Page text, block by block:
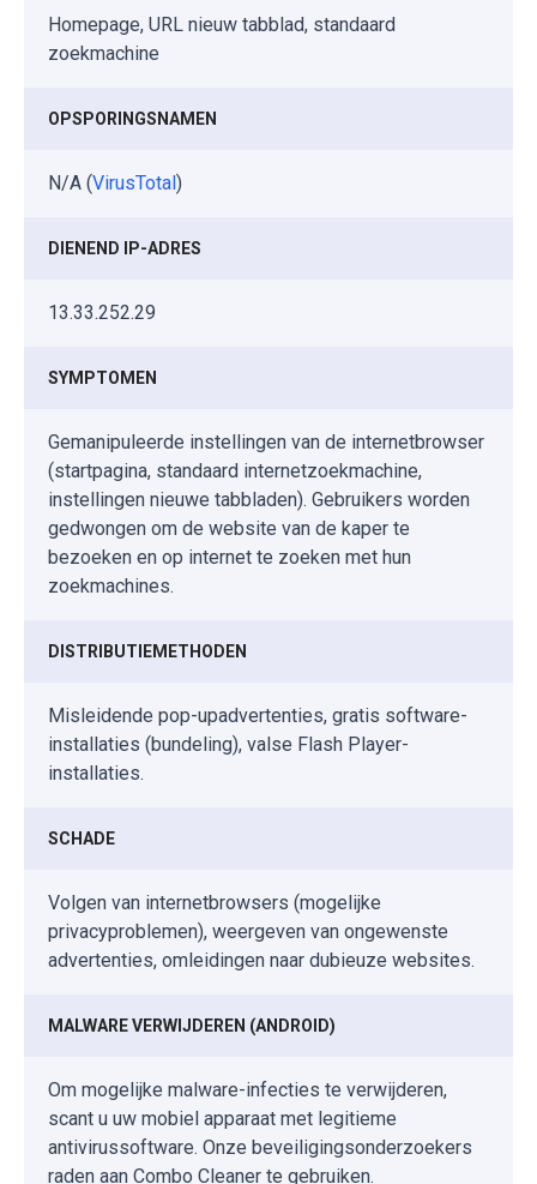
Homepage, URL nieuw tabblad, standaard
zoekmachine
OPSPORINGSNAMEN
N/A (VirusTotal)
DIENEND IP-ADRES
13.33.252.29
SYMPTOMEN
Gemanipuleerde instellingen van de internetbrowser
(startpagina, standaard internetzoekmachine,
instellingen nieuwe tabbladen). Gebruikers worden
gedwongen om de website van de kaper te
bezoeken en op internet te zoeken met hun
zoekmachines.
DISTRIBUTIEMETHODEN
Misleidende pop-upadvertenties, gratis software-
installaties (bundeling), valse Flash Player-
installaties.
SCHADE
Volgen van internetbrowsers (mogelijke
privacyproblemen), weergeven van ongewenste
advertenties, omleidingen naar dubieuze websites.
MALWARE VERWIJDEREN (ANDROID)
Om mogelijke malware-infecties te verwijderen,
scant u uw mobiel apparaat met legitieme
antivirussoftware. Onze beveiligingsonderzoekers
raden aan Combo Cleaner te gebruiken.